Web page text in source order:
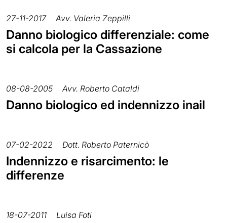
27-11-2017 Avv. Valeria Zeppilli
Danno biologico differenziale: come
si calcola per la Cassazione
08-08-2005 Avv. Roberto Cataldi
Danno biologico ed indennizzo inail
07-02-2022 Dott. Roberto Paternicò
Indennizzo e risarcimento: le
differenze
18-07-2011 Luisa Foti